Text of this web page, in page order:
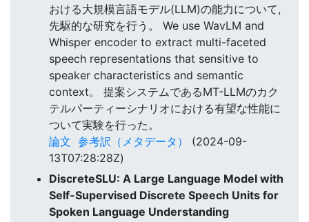
おける大規模言語モデル(LLM)の能力について,
先駆的な研究を行う。 We use WavLM and
Whisper encoder to extract multi-faceted
speech representations that sensitive to
speaker characteristics and semantic
context。 提案システムであるMT-LLMのカク
テルパーティーシナリオにおける有望な性能に
ついて実験を行った。
論文 参考訳（メタデータ）
(2024-09-
13T07:28:28Z)
DiscreteSLU: A Large Language Model with
Self-Supervised Discrete Speech Units for
Spoken Language Understanding